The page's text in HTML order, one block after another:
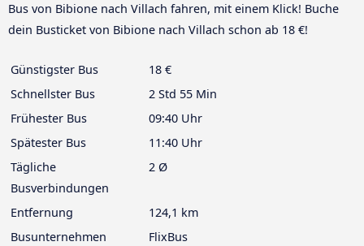
Bus von Bibione nach Villach fahren, mit einem Klick! Buche
dein Busticket von Bibione nach Villach schon ab 18 €!
Günstigster Bus
18 €
Schnellster Bus
2 Std 55 Min
Frühester Bus
09:40 Uhr
Spätester Bus
11:40 Uhr
Tägliche
Busverbindungen
2 Ø
Entfernung
124,1 km
Busunternehmen
FlixBus